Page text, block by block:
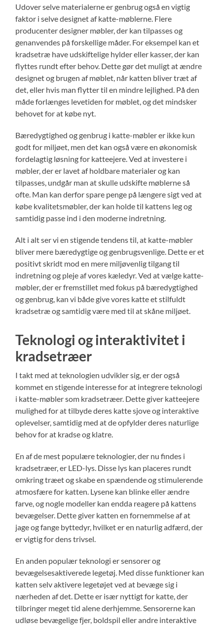
Udover selve materialerne er genbrug også en vigtig
faktor i selve designet af katte-møblerne. Flere
producenter designer møbler, der kan tilpasses og
genanvendes på forskellige måder. For eksempel kan et
kradsetræ have udskiftelige hylder eller kasser, der kan
flyttes rundt efter behov. Dette gør det muligt at ændre
designet og brugen af møblet, når katten bliver træt af
det, eller hvis man flytter til en mindre lejlighed. På den
måde forlænges levetiden for møblet, og det mindsker
behovet for at købe nyt.
Bæredygtighed og genbrug i katte-møbler er ikke kun
godt for miljøet, men det kan også være en økonomisk
fordelagtig løsning for katteejere. Ved at investere i
møbler, der er lavet af holdbare materialer og kan
tilpasses, undgår man at skulle udskifte møblerne så
ofte. Man kan derfor spare penge på længere sigt ved at
købe kvalitetsmøbler, der kan holde til kattens leg og
samtidig passe ind i den moderne indretning.
Alt i alt ser vi en stigende tendens til, at katte-møbler
bliver mere bæredygtige og genbrugsvenlige. Dette er et
positivt skridt mod en mere miljøvenlig tilgang til
indretning og pleje af vores kæledyr. Ved at vælge katte-
møbler, der er fremstillet med fokus på bæredygtighed
og genbrug, kan vi både give vores katte et stilfuldt
kradsetræ og samtidig være med til at skåne miljøet.
Teknologi og interaktivitet i
kradsetræer
I takt med at teknologien udvikler sig, er der også
kommet en stigende interesse for at integrere teknologi
i katte-møbler som kradsetræer. Dette giver katteejere
mulighed for at tilbyde deres katte sjove og interaktive
oplevelser, samtidig med at de opfylder deres naturlige
behov for at kradse og klatre.
En af de mest populære teknologier, der nu findes i
kradsetræer, er LED-lys. Disse lys kan placeres rundt
omkring træet og skabe en spændende og stimulerende
atmosfære for katten. Lysene kan blinke eller ændre
farve, og nogle modeller kan endda reagere på kattens
bevægelser. Dette giver katten en fornemmelse af at
jage og fange byttedyr, hvilket er en naturlig adfærd, der
er vigtig for dens trivsel.
En anden populær teknologi er sensorer og
bevægelsesaktiverede legetøj. Med disse funktioner kan
katten selv aktivere legetøjet ved at bevæge sig i
nærheden af det. Dette er især nyttigt for katte, der
tilbringer meget tid alene derhjemme. Sensorerne kan
udløse bevægelige fjer, boldspil eller andre interaktive